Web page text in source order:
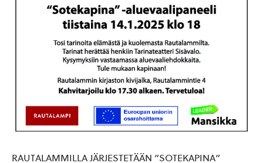
RAUTALAMMILLA JÄRJESTETÄÄN ”SOTEKAPINA”